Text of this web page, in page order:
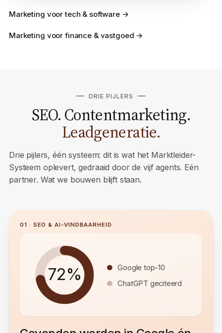
Marketing voor tech & software →
DRIE PIJLERS
SEO. Contentmarketing.
Leadgeneratie.
Drie pijlers, één systeem: dit is wat het Marktleider-
Systeem oplevert, gedraaid door de vijf agents. Eén
72%
Google top-10